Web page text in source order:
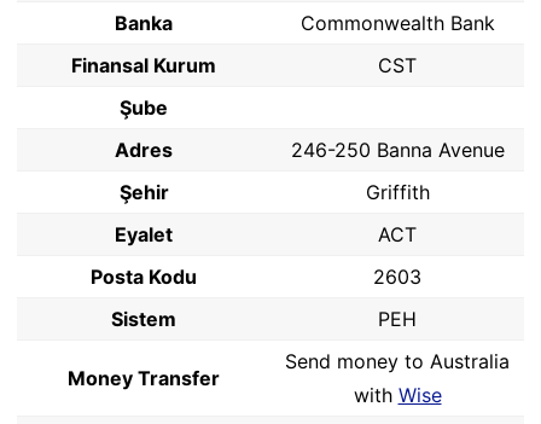
Banka
Commonwealth Bank
Finansal Kurum
CST
Şube
Adres
246-250 Banna Avenue
Şehir
Griffith
Eyalet
ACT
Posta Kodu
2603
Sistem
PEH
Money Transfer
Send money to Australia
with Wise